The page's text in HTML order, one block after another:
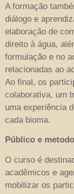
A formação
diálogo e
elaboração de
direito à água,
formulação e no
relacionadas ao
Ao final, os
colaborativa, um
uma experiência
cada bioma.
Público e
O curso é
acadêmicos e
mobilizar os